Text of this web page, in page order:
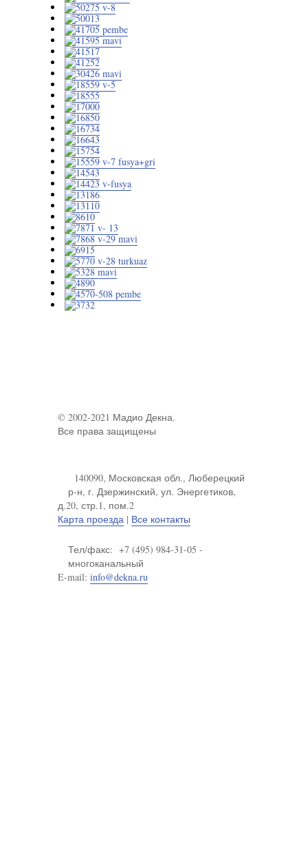
© 2002-2021 Мадио Декна.
Все права защищены
140090, Московская обл., Люберецкий
р-н, г. Дзержинский, ул. Энергетиков,
д.20, стр.1, пом.2
Карта проезда | Все контакты
Тел/факс: +7 (495) 984-31-05 -
многоканальный
E-mail: info@dekna.ru